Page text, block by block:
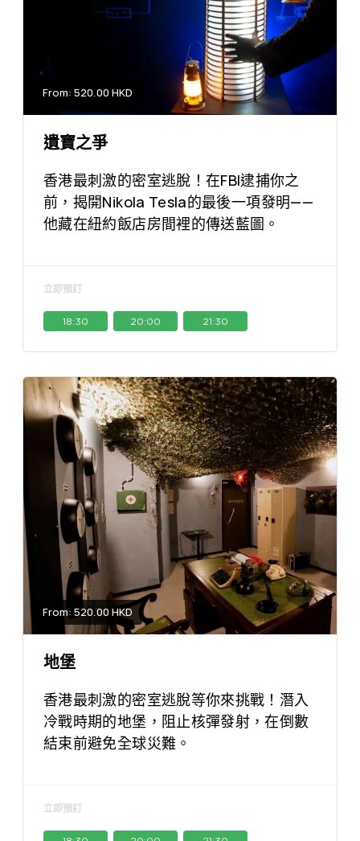
From: 520.00 HKD
遺寶之爭
香港最刺激的密室逃脫！在FBI逮捕你之
前，揭開Nikola Tesla的最後一項發明——
他藏在紐約飯店房間裡的傳送藍圖。
立即預訂
18:30 20:00 21:30
From: 520.00 HKD
地堡
香港最刺激的密室逃脫等你來挑戰！潛入
冷戰時期的地堡，阻止核彈發射，在倒數
結束前避免全球災難。
立即預訂